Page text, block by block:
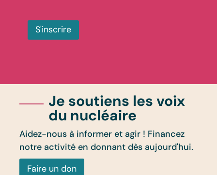
S'inscrire
Je soutiens les voix
du nucléaire
Aidez-nous à informer et agir ! Financez
notre activité en donnant dès aujourd'hui.
Faire un don